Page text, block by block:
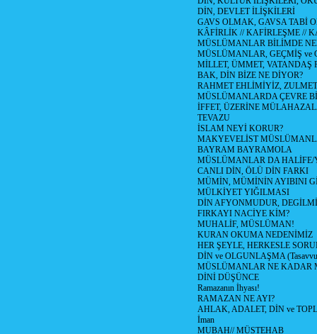
DİN, DEVLET İLİŞKİLERİ
GAVS OLMAK, GAVSA TABİ
KÂFİRLİK // KAFİRLEŞME //
MÜSLÜMANLAR BİLİMDE
MÜSLÜMANLAR, GEÇMİŞ ve
MİLLET, ÜMMET, VATANDAŞ
BAK, DİN BİZE NE DİYOR?
RAHMET EHLİMİYİZ,
MÜSLÜMANLARDA ÇEVRE
İFFET, ÜZERİNE
TEVAZU
İSLAM NEYİ KORUR?
MAKYEVELİST
BAYRAM BAYRAMOLA
MÜSLÜMANLAR DA HALİFE/
CANLI DİN, ÖLÜ DİN FARKI
MÜMİN, MÜMİNİN AYIBINI
MÜLKİYET YIĞILMASI
DİN AFYONMUDUR,
FIRKAYI NACİYE KİM?
MUHALİF, MÜSLÜMAN!
KURAN OKUMA NEDENİMİZ
HER ŞEYLE, HERKESLE
DİN ve OLGUNLAŞMA
MÜSLÜMANLAR NE KADAR
DİNİ DÜŞÜNCE
Ramazanın İhyası!
RAMAZAN NE AYI?
AHLAK, ADALET, DİN ve
İman
MUBAH// MÜSTEHAB